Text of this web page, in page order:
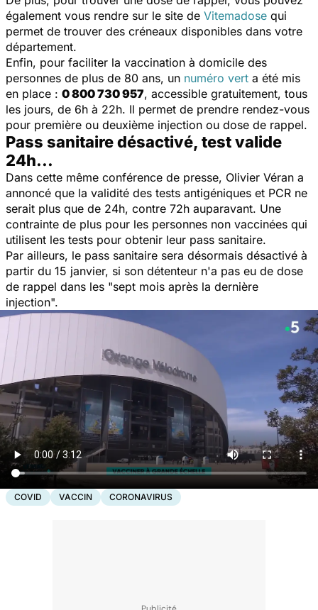
également vous rendre sur le site de Vitemadose qui
permet de trouver des créneaux disponibles dans votre
département.
Enfin, pour faciliter la vaccination à domicile des
personnes de plus de 80 ans, un numéro vert a été mis
en place : 0 800 730 957, accessible gratuitement, tous
les jours, de 6h à 22h. Il permet de prendre rendez-vous
pour première ou deuxième injection ou dose de rappel.
Pass sanitaire désactivé, test valide
24h...
Dans cette même conférence de presse, Olivier Véran a
annoncé que la validité des tests antigéniques et PCR ne
serait plus que de 24h, contre 72h auparavant. Une
contrainte de plus pour les personnes non vaccinées qui
utilisent les tests pour obtenir leur pass sanitaire.
Par ailleurs, le pass sanitaire sera désormais désactivé à
partir du 15 janvier, si son détenteur n'a pas eu de dose
de rappel dans les "sept mois après la dernière
injection".
COVID VACCIN CORONAVIRUS